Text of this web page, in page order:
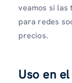
veamos si
para redes
precios.
Uso en